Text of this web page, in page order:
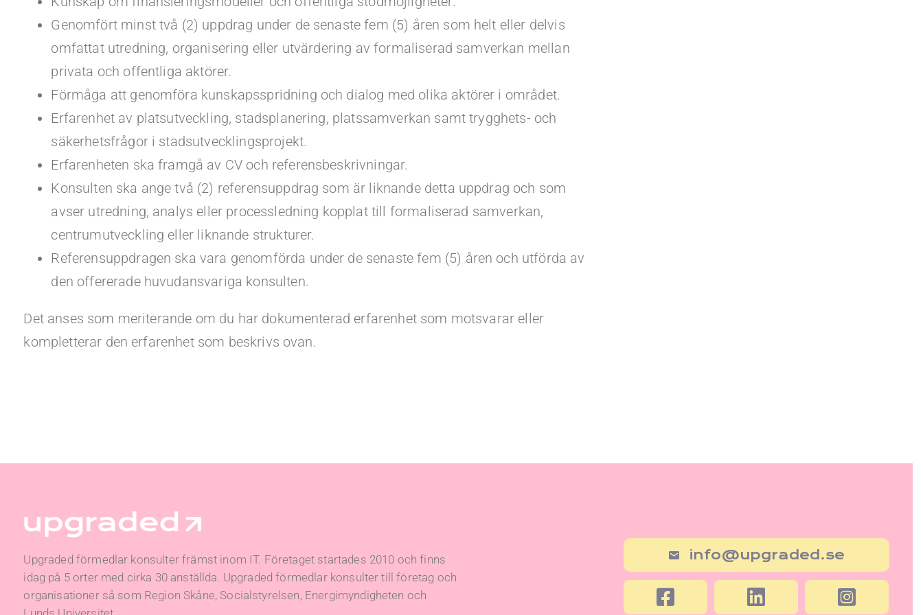
Genomfört minst två (2) uppdrag under de senaste fem (5) åren som helt eller delvis
omfattat utredning, organisering eller utvärdering av formaliserad samverkan mellan
privata och offentliga aktörer.
Förmåga att genomföra kunskapsspridning och dialog med olika aktörer i området.
Erfarenhet av platsutveckling, stadsplanering, platssamverkan samt trygghets- och
säkerhetsfrågor i stadsutvecklingsprojekt.
Erfarenheten ska framgå av CV och referensbeskrivningar.
Konsulten ska ange två (2) referensuppdrag som är liknande detta uppdrag och som
avser utredning, analys eller processledning kopplat till formaliserad samverkan,
centrumutveckling eller liknande strukturer.
Referensuppdragen ska vara genomförda under de senaste fem (5) åren och utförda av
den offererade huvudansvariga konsulten.
Det anses som meriterande om du har dokumenterad erfarenhet som motsvarar eller
kompletterar den erfarenhet som beskrivs ovan.
Upgraded förmedlar konsulter främst inom IT. Företaget startades 2010 och finns
idag på 5 orter med cirka 30 anställda. Upgraded förmedlar konsulter till företag och
organisationer så som Region Skåne, Socialstyrelsen, Energimyndigheten och
info@upgraded.se